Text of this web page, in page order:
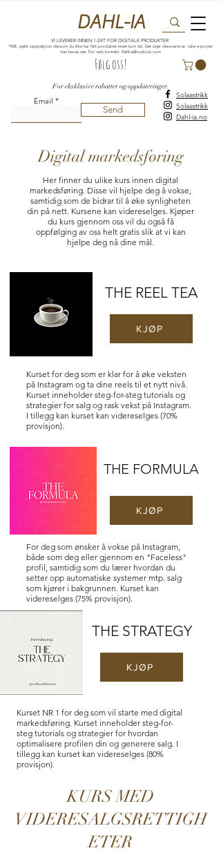
VI LEVERER INNEN 1-24T FOR DIGITALE PRODUKTER
*NB: sjekk søppelpost dersom du ikke har fått produktet innen kort tid. Det skjer dessverre at våre e-poster
kan havne der. For rask kontakt: Dahl-ia@outlook.com
DAHL-IA
For eksklusive rabatter og oppdateringer.
Følg oss!
Email
Send
Solaastrikk
Solaastrikk
Dahl-ia.no
Digital markedsføring
Her finner du ulike kurs innen digital
markedsføring. Disse vil hjelpe deg å vokse,
samtidig som de bidrar til å øke synligheten
din på nett. Kursene kan videreselges. Kjøper
du kurs gjennom oss vil du også få
oppfølging av oss helt gratis slik at vi kan
hjelpe deg nå dine mål.
THE REEL TEA
KJØP
Kurset for deg som er klar for å øke veksten
på Instagram og ta dine reels til et nytt nivå.
Kurset inneholder steg-for-steg tutorials og
strategier for salg og rask vekst på Instagram.
I tillegg kan kurset kan videreselges (70%
provisjon).
THE FORMULA
KJØP
For deg som ønsker å vokse på Instagram,
både som deg eller gjennom en "Faceless"
profil, samtidig som du lærer hvordan du
setter opp automatiske systemer mtp. salg
som kjører i bakgrunnen. Kurset kan
videreselges (75% provisjon).
THE STRATEGY
KJØP
Kurset NR 1 for deg som vil starte med digital
markedsføring. Kurset inneholder steg-for-
steg tutorials og strategier for hvordan
optimalisere profilen din og generere salg. I
tillegg kan kurset kan videreselges (80%
provisjon).
KURS MED
VIDERESALGSRETTIGH
ETER